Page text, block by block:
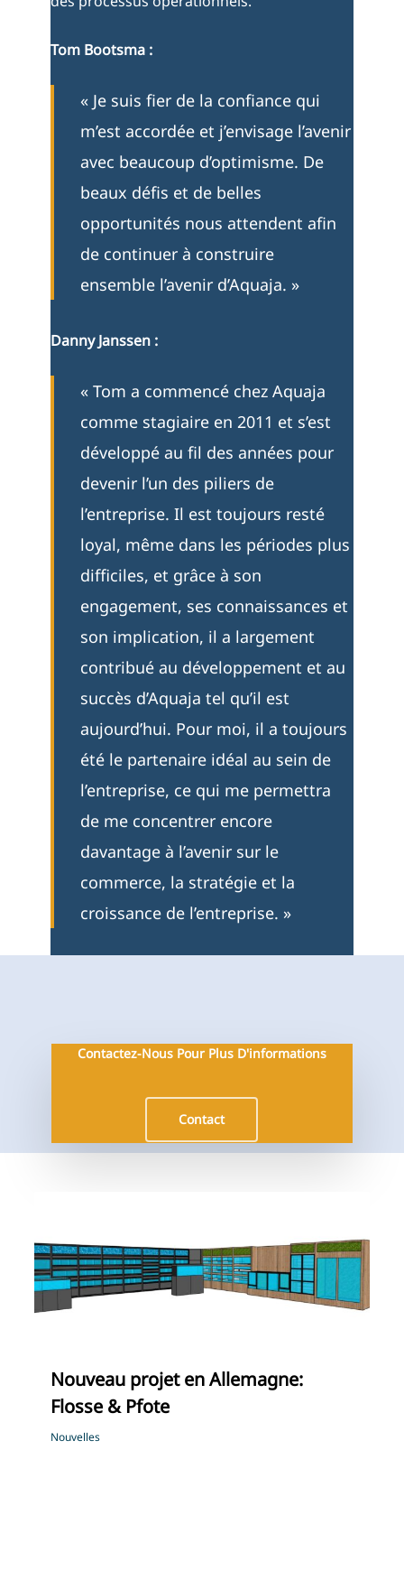
Tom Bootsma :
« Je suis fier de la confiance qui
m’est accordée et j’envisage l’avenir
avec beaucoup d’optimisme. De
beaux défis et de belles
opportunités nous attendent afin
de continuer à construire
ensemble l’avenir d’Aquaja. »
Danny Janssen :
« Tom a commencé chez Aquaja
comme stagiaire en 2011 et s’est
développé au fil des années pour
devenir l’un des piliers de
l’entreprise. Il est toujours resté
loyal, même dans les périodes plus
difficiles, et grâce à son
engagement, ses connaissances et
son implication, il a largement
contribué au développement et au
succès d’Aquaja tel qu’il est
aujourd’hui. Pour moi, il a toujours
été le partenaire idéal au sein de
l’entreprise, ce qui me permettra
de me concentrer encore
davantage à l’avenir sur le
commerce, la stratégie et la
croissance de l’entreprise. »
Contactez-Nous Pour Plus D'informations
Contact
Nouveau projet en Allemagne:
Flosse & Pfote
Nouvelles